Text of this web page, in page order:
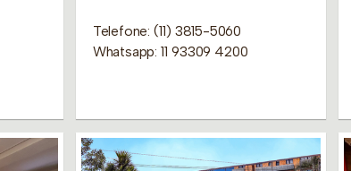
Telefone: (11) 3815-5060
Whatsapp: 11 93309 4200